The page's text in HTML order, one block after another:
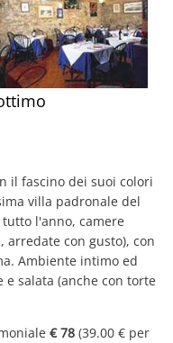
il fascino dei suoi colori
villa padronale del
tutto l'anno, camere
con gusto), con
Ambiente intimo ed
e salata (anche con torte
€ 78 (39.00 € per